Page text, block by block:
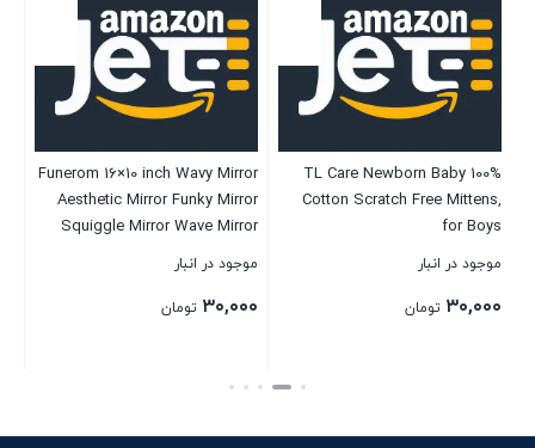
TL Care Newborn Baby 100%
Cotton Scratch Free Mittens,
for Boys
موجود در انبار
۳۰,۰۰۰ تومان
Funerom 16×10 inch Wavy Mirror
Aesthetic Mirror Funky Mirror
Squiggle Mirror Wave Mirror
Rectangle White
موجود در انبار
۳۰,۰۰۰ تومان
بستن